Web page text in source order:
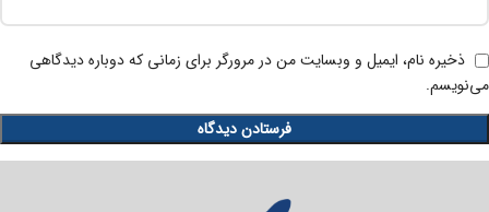
ذخیره نام، ایمیل و وبسایت من در مرورگر برای زمانی که دوباره دیدگاهی
می‌نویسم.